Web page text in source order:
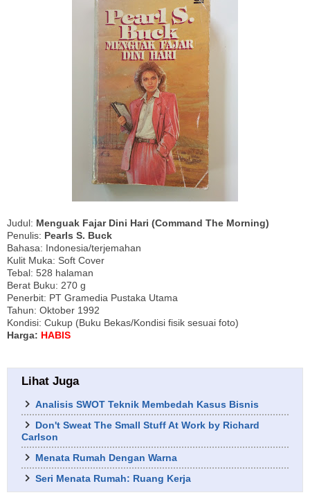
Judul: Menguak Fajar Dini Hari (Command The Morning)
Penulis: Pearls S. Buck
Bahasa: Indonesia/terjemahan
Kulit Muka: Soft Cover
Tebal: 528 halaman
Berat Buku: 270 g
Penerbit: PT Gramedia Pustaka Utama
Tahun: Oktober 1992
Kondisi: Cukup (Buku Bekas/Kondisi fisik sesuai foto)
Harga: HABIS
Lihat Juga
Analisis SWOT Teknik Membedah Kasus Bisnis
Don't Sweat The Small Stuff At Work by Richard
Carlson
Menata Rumah Dengan Warna
Seri Menata Rumah: Ruang Kerja